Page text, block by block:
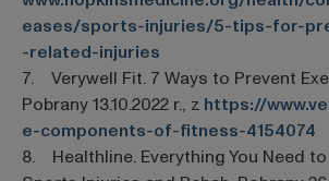
eases/sports-injuries/5-tips-for-
-related-injuries
7. Verywell Fit. 7 Ways to Prevent
Pobrany 13.10.2022 r., z https://
e-components-of-fitness-4154074
8. Healthline. Everything You Need